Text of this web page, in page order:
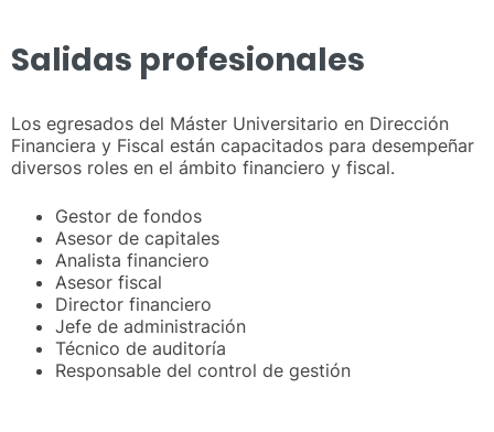
Salidas profesionales
Los egresados del Máster Universitario en Dirección
Financiera y Fiscal están capacitados para desempeñar
diversos roles en el ámbito financiero y fiscal.
Gestor de fondos
Asesor de capitales
Analista financiero
Asesor fiscal
Director financiero
Jefe de administración
Técnico de auditoría
Responsable del control de gestión